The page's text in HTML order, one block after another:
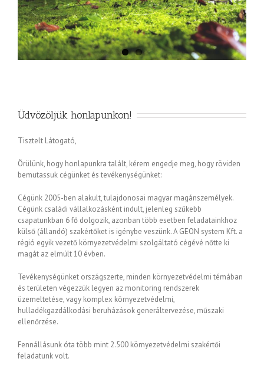
Üdvözöljük honlapunkon!
Tisztelt Látogató,
Örülünk, hogy honlapunkra talált, kérem engedje meg, hogy röviden
bemutassuk cégünket és tevékenységünket:
Cégünk 2005-ben alakult, tulajdonosai magyar magánszemélyek.
Cégünk családi vállalkozásként indult, jelenleg szűkebb
csapatunkban 6 fő dolgozik, azonban több esetben feladatainkhoz
külső (állandó) szakértőket is igénybe veszünk. A GEON system Kft. a
régió egyik vezető környezetvédelmi szolgáltató cégévé nőtte ki
magát az elmúlt 10 évben.
Tevékenységünket országszerte, minden környezetvédelmi témában
és területen végezzük legyen az monitoring rendszerek
üzemeltetése, vagy komplex környezetvédelmi,
hulladékgazdálkodási beruházások generáltervezése, műszaki
ellenőrzése.
Fennállásunk óta több mint 2.500 környezetvédelmi szakértői
feladatunk volt.